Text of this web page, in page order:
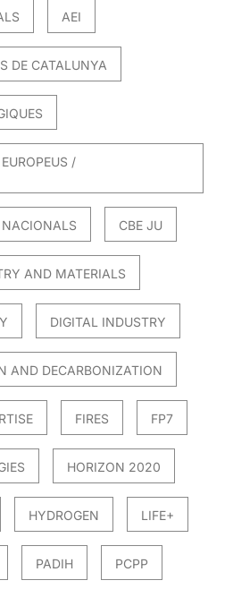
AEI
DE CATALUNYA
/
NACIONALS CBE JU
AND MATERIALS
DIGITAL INDUSTRY
AND DECARBONIZATION
FIRES FP7
HORIZON 2020
HYDROGEN LIFE+
PADIH PCPP